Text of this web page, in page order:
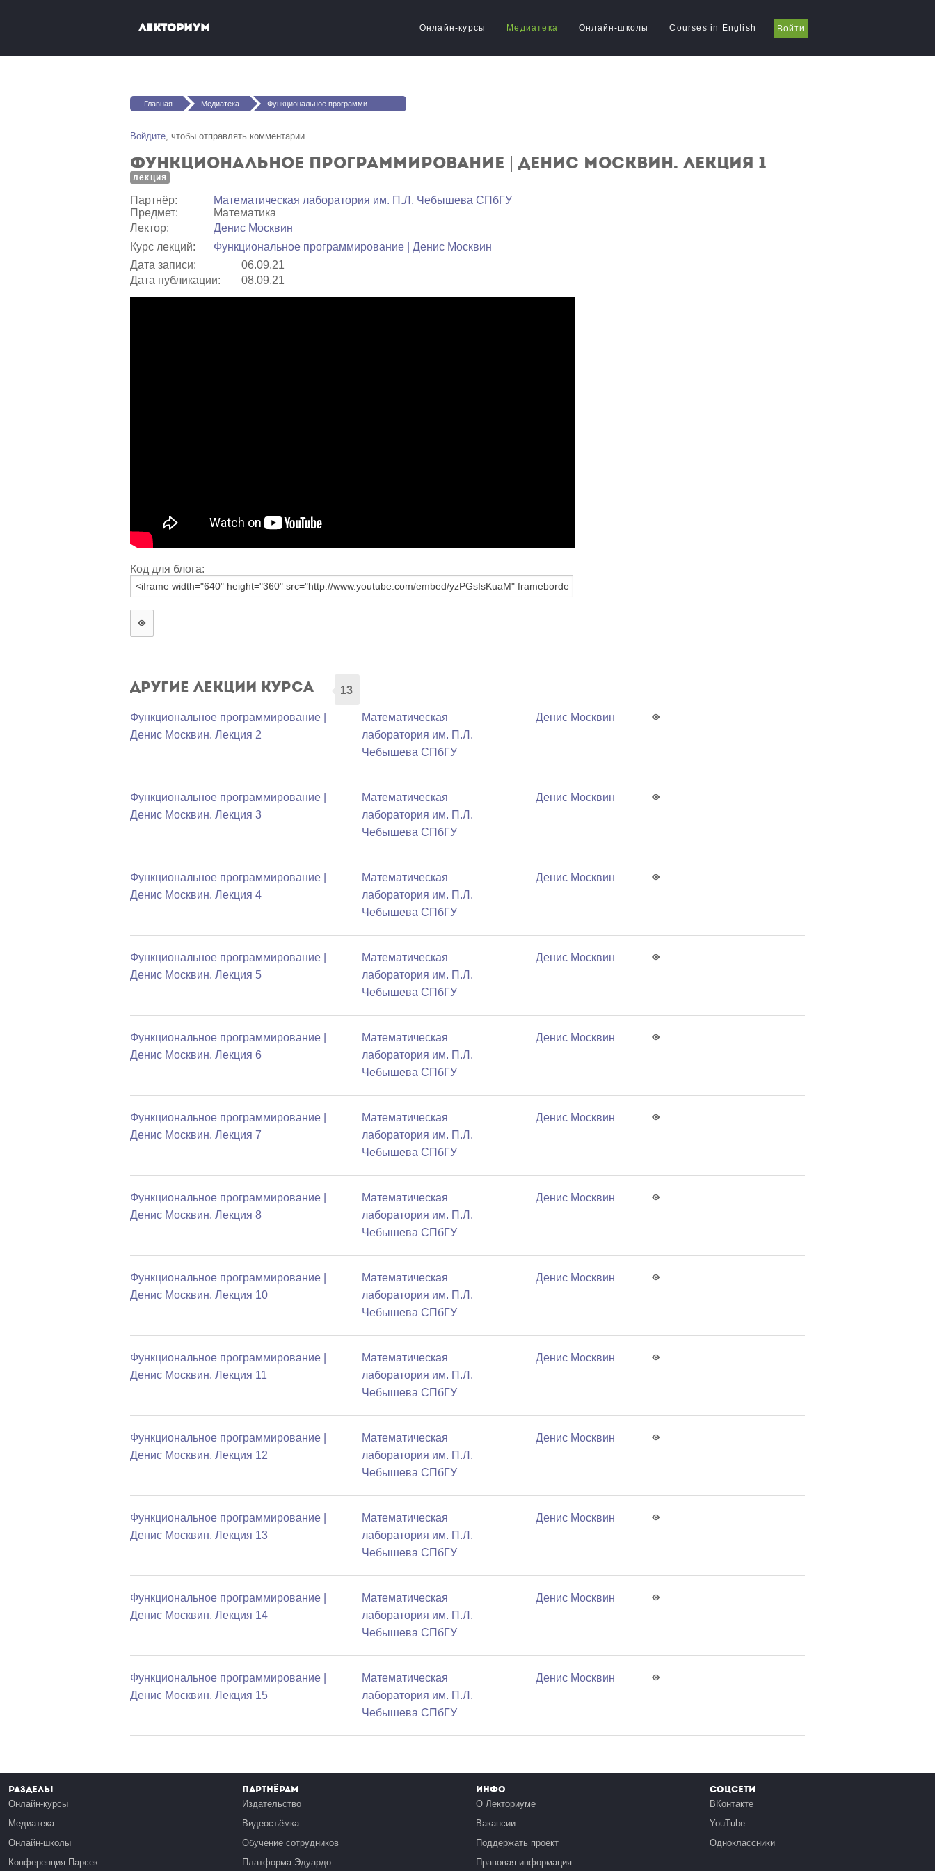
Лекториум Онлайн-курсы Медиатека Онлайн-школы Courses in English Войти
Вы здесь
Главная Медиатека Функциональное программирование | Денис Москвин. Лекция 1
Войдите, чтобы отправлять комментарии
Функциональное программирование | Денис Москвин. Лекция 1
лекция
Партнёр:
Математичеcкая лаборатория им. П.Л. Чебышева СПбГУ
Предмет:
Математика
Лектор:
Денис Москвин
Курс лекций:
Функциональное программирование | Денис Москвин
Дата записи:
06.09.21
Дата публикации:
08.09.21
Код для блога:
Другие лекции курса 13
Функциональное программирование |
Денис Москвин. Лекция 2
Математичеcкая
лаборатория им. П.Л.
Чебышева СПбГУ
Денис Москвин
Функциональное программирование |
Денис Москвин. Лекция 3
Математичеcкая
лаборатория им. П.Л.
Чебышева СПбГУ
Денис Москвин
Функциональное программирование |
Денис Москвин. Лекция 4
Математичеcкая
лаборатория им. П.Л.
Чебышева СПбГУ
Денис Москвин
Функциональное программирование |
Денис Москвин. Лекция 5
Математичеcкая
лаборатория им. П.Л.
Чебышева СПбГУ
Денис Москвин
Функциональное программирование |
Денис Москвин. Лекция 6
Математичеcкая
лаборатория им. П.Л.
Чебышева СПбГУ
Денис Москвин
Функциональное программирование |
Денис Москвин. Лекция 7
Математичеcкая
лаборатория им. П.Л.
Чебышева СПбГУ
Денис Москвин
Функциональное программирование |
Денис Москвин. Лекция 8
Математичеcкая
лаборатория им. П.Л.
Чебышева СПбГУ
Денис Москвин
Функциональное программирование |
Денис Москвин. Лекция 10
Математичеcкая
лаборатория им. П.Л.
Чебышева СПбГУ
Денис Москвин
Функциональное программирование |
Денис Москвин. Лекция 11
Математичеcкая
лаборатория им. П.Л.
Чебышева СПбГУ
Денис Москвин
Функциональное программирование |
Денис Москвин. Лекция 12
Математичеcкая
лаборатория им. П.Л.
Чебышева СПбГУ
Денис Москвин
Функциональное программирование |
Денис Москвин. Лекция 13
Математичеcкая
лаборатория им. П.Л.
Чебышева СПбГУ
Денис Москвин
Функциональное программирование |
Денис Москвин. Лекция 14
Математичеcкая
лаборатория им. П.Л.
Чебышева СПбГУ
Денис Москвин
Функциональное программирование |
Денис Москвин. Лекция 15
Математичеcкая
лаборатория им. П.Л.
Чебышева СПбГУ
Денис Москвин
Разделы
Онлайн-курсы
Медиатека
Онлайн-школы
Конференция Парсек
Партнёрам
Издательство
Видеосъёмка
Обучение сотрудников
Платформа Эдуардо
Инфо
О Лекториуме
Вакансии
Поддержать проект
Правовая информация
Соцсети
ВКонтакте
YouTube
Одноклассники